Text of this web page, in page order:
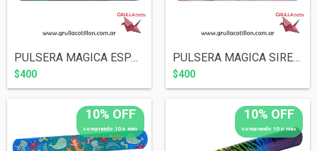
PULSERA MAGICA ESPACIAL
$400
PULSERA MAGICA SIRENA FONDO ROSA
$400
10% OFF
comprando 10 o más
10% OFF
comprando 10 o más